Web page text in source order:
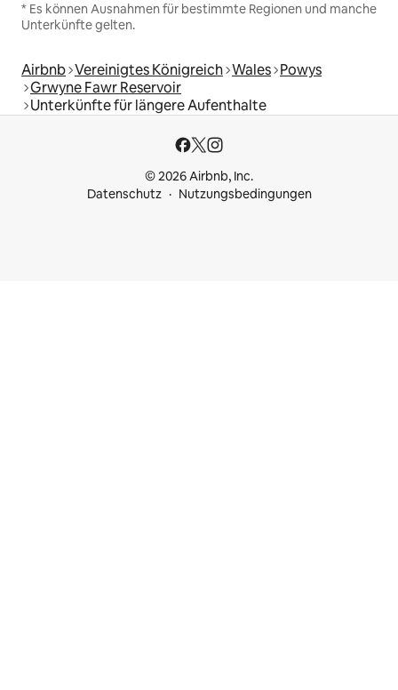
* Es können Ausnahmen für bestimmte Regionen und manche
Unterkünfte gelten.
Airbnb Vereinigtes Königreich Wales Powys
Grwyne Fawr Reservoir
Unterkünfte für längere Aufenthalte
© 2026 Airbnb, Inc.
Datenschutz
Nutzungsbedingungen